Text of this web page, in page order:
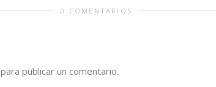
0 COMENTARIOS
para publicar un comentario.